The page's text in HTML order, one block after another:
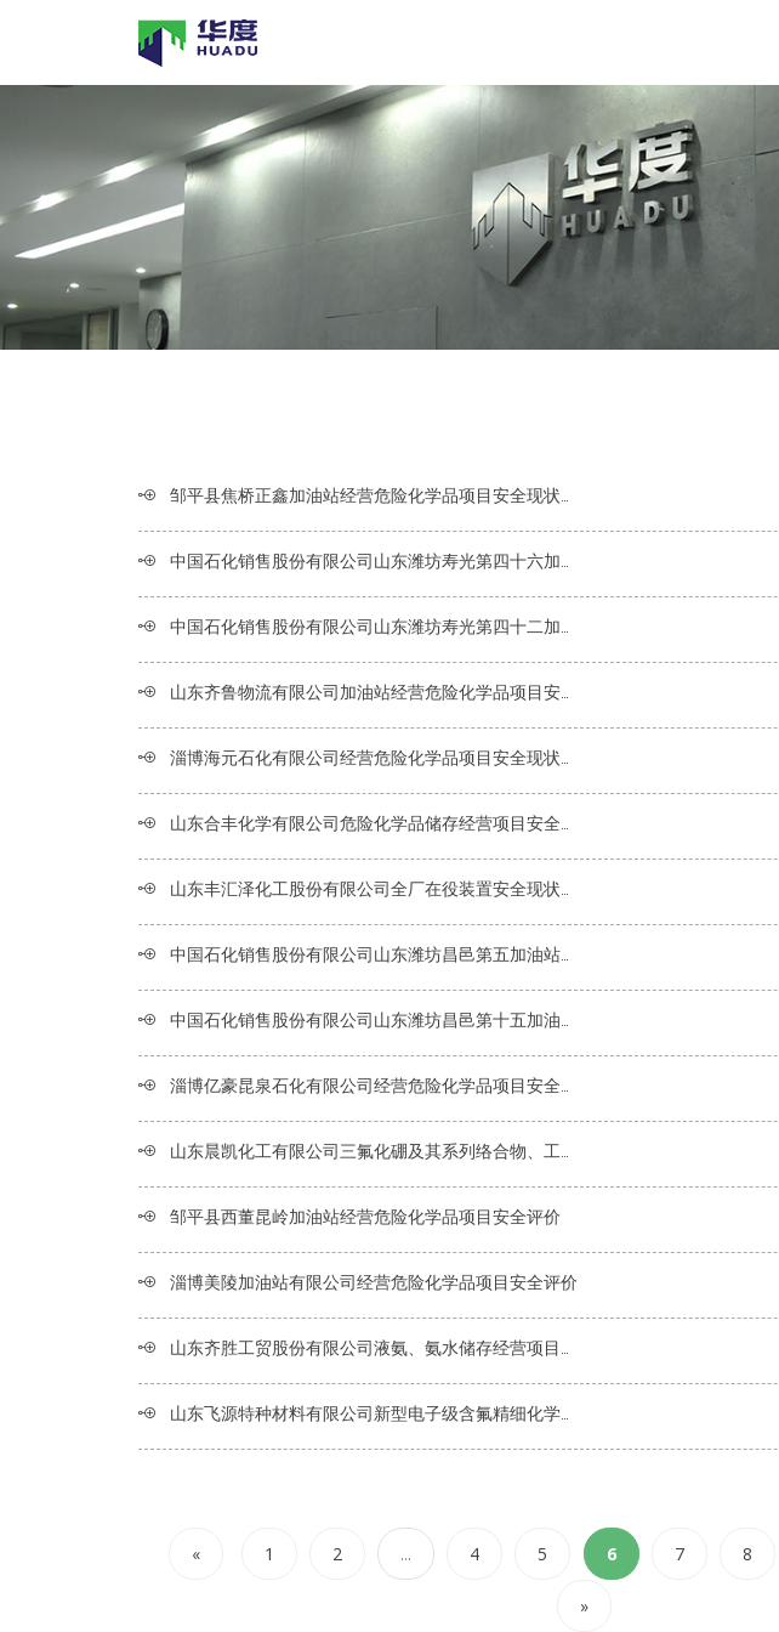
邹平县焦桥正鑫加油站经营危险化学品项目安全现状评价
中国石化销售股份有限公司山东潍坊寿光第四十六加油站经营危险化学品项目安全评价
中国石化销售股份有限公司山东潍坊寿光第四十二加油站经营危险化学品项目安全评价
山东齐鲁物流有限公司加油站经营危险化学品项目安全现状评价
淄博海元石化有限公司经营危险化学品项目安全现状评价
山东合丰化学有限公司危险化学品储存经营项目安全评价
山东丰汇泽化工股份有限公司全厂在役装置安全现状评价
中国石化销售股份有限公司山东潍坊昌邑第五加油站经营危险化学品项目安全评价
中国石化销售股份有限公司山东潍坊昌邑第十五加油站经营危险化学品项目安全评价
淄博亿豪昆泉石化有限公司经营危险化学品项目安全现状评价
山东晨凯化工有限公司三氟化硼及其系列络合物、工业乙醚及硫酸铝项目设立安全评价
邹平县西董昆岭加油站经营危险化学品项目安全评价
淄博美陵加油站有限公司经营危险化学品项目安全评价
山东齐胜工贸股份有限公司液氨、氨水储存经营项目安全现状评价
山东飞源特种材料有限公司新型电子级含氟精细化学品项目（一期）安全预评价
« 1 2 ... 4 5 6 7 8
»